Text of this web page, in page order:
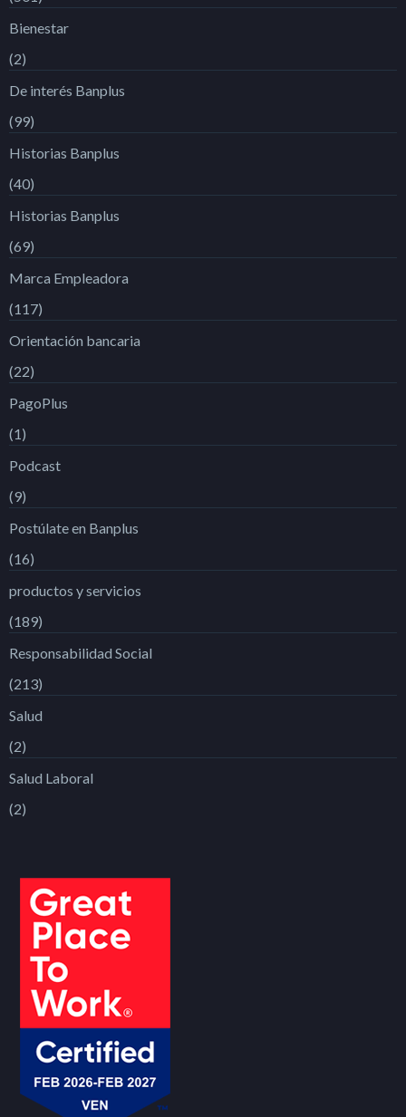
Bienestar
(2)
De interés Banplus
(99)
Historias Banplus
(40)
Historias Banplus
(69)
Marca Empleadora
(117)
Orientación bancaria
(22)
PagoPlus
(1)
Podcast
(9)
Postúlate en Banplus
(16)
productos y servicios
(189)
Responsabilidad Social
(213)
Salud
(2)
Salud Laboral
(2)